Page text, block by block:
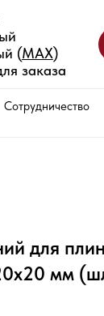
(MAX)
заказа
Сотрудничество
для
мм